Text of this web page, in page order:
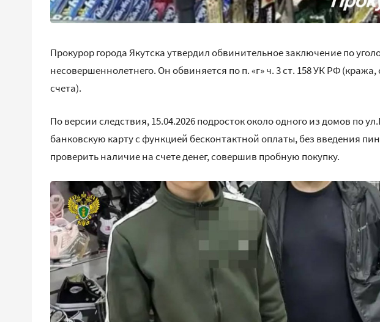
Прокурор города Якутска утвердил обвинительное заключение по
несовершеннолетнего. Он обвиняется по п. «г» ч. 3 ст. 158 УК РФ
счета).
По версии следствия, 15.04.2026 подросток около одного из домов по
банковскую карту с функцией бесконтактной оплаты, без введения
проверить наличие на счете денег, совершив пробную покупку.